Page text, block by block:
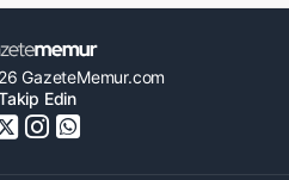
GazeteMemur.com
Edin